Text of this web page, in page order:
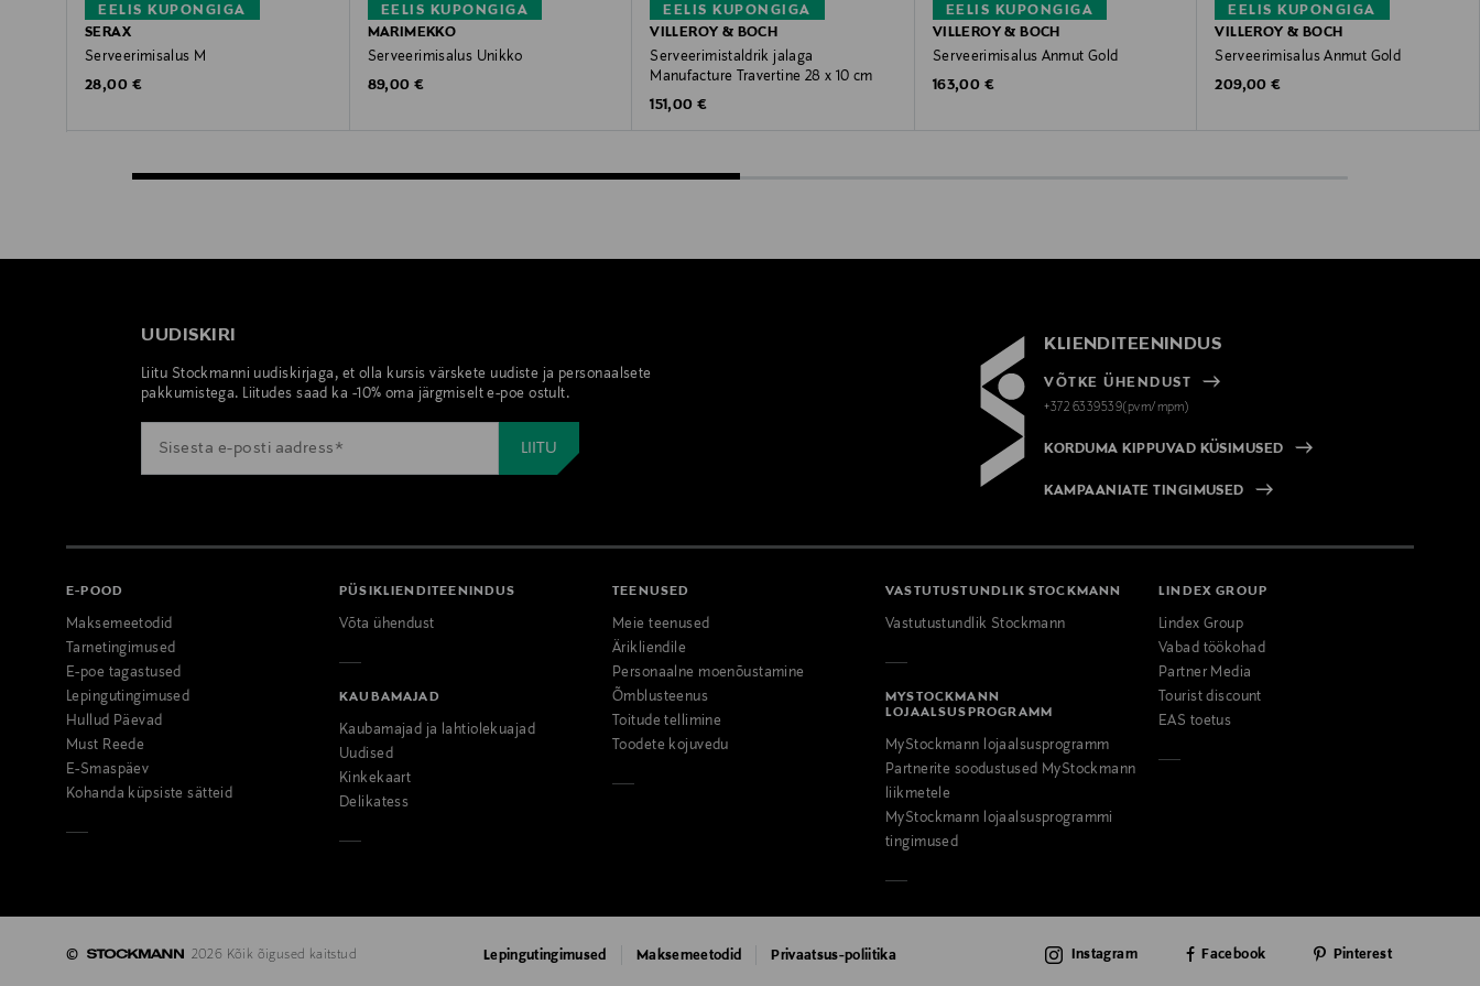
EELIS KUPONGIGA
SERAX
Serveerimisalus M
Original Price
28,00 €
EELIS KUPONGIGA
MARIMEKKO
Serveerimisalus Unikko
Original Price
89,00 €
EELIS KUPONGIGA
VILLEROY & BOCH
Serveerimistaldrik jalaga
Manufacture Travertine 28 x 10 cm
Original Price
151,00 €
EELIS KUPONGIGA
VILLEROY & BOCH
Serveerimisalus Anmut Gold
Original Price
163,00 €
EELIS KUPONGIGA
VILLEROY & BOCH
Serveerimisalus Anmut Gold
Original Price
209,00 €
UUDISKIRI
Liitu Stockmanni uudiskirjaga, et olla kursis värskete uudiste ja personaalsete
pakkumistega. Liitudes saad ka -10% oma järgmiselt e-poe ostult.
KLIENDITEENINDUS
VÕTKE ÜHENDUST
+372 6339539(pvm/mpm)
KORDUMA KIPPUVAD KÜSIMUSED
KAMPAANIATE TINGIMUSED
E-POOD
Maksemeetodid
Tarnetingimused
E-poe tagastused
Lepingutingimused
Hullud Päevad
Must Reede
E-Smaspäev
Kohanda küpsiste sätteid
PÜSIKLIENDITEENINDUS
Võta ühendust
KAUBAMAJAD
Kaubamajad ja lahtiolekuajad
Uudised
Kinkekaart
Delikatess
TEENUSED
Meie teenused
Ärikliendile
Personaalne moenõustamine
Õmblusteenus
Toitude tellimine
Toodete kojuvedu
VASTUTUSTUNDLIK STOCKMANN
Vastutustundlik Stockmann
MYSTOCKMANN
LOJAALSUSPROGRAMM
MyStockmann lojaalsusprogramm
Partnerite soodustused MyStockmann
liikmetele
MyStockmann lojaalsusprogrammi
tingimused
LINDEX GROUP
Lindex Group
Vabad töökohad
Partner Media
Tourist discount
EAS toetus
© 2026 Kõik õigused kaitstud Lepingutingimused Maksemeetodid Privaatsus-poliitika Instagram Facebook Pinterest